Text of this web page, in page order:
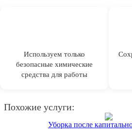
Используем только
безопасные химические
средства для работы
Похожие услуги:
Уборка после